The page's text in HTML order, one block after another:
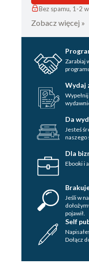
Bez spamu, 1-2
Zobacz więcej »
Zarabiaj
Wydaj
Da
Jesteś
naszego
Dla
Ebooki i
Jeśli w
pojawił.
Self
Dołącz